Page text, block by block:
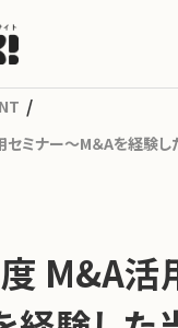
ミナー～M＆Aを経験
M&A活